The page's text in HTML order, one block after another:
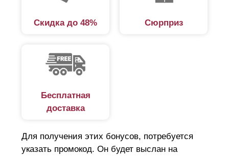
Скидка до 48% Сюрприз
Бесплатная
доставка
Для получения этих бонусов, потребуется
указать промокод. Он будет выслан на